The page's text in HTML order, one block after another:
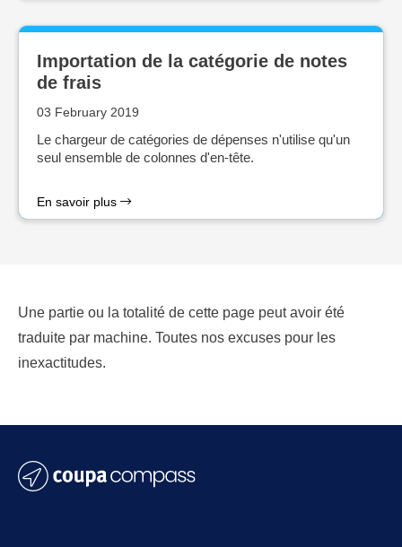
Importation de la catégorie de notes
de frais
03 February 2019
Le chargeur de catégories de dépenses n'utilise qu'un
seul ensemble de colonnes d'en-tête.
En savoir plus
Une partie ou la totalité de cette page peut avoir été
traduite par machine. Toutes nos excuses pour les
inexactitudes.